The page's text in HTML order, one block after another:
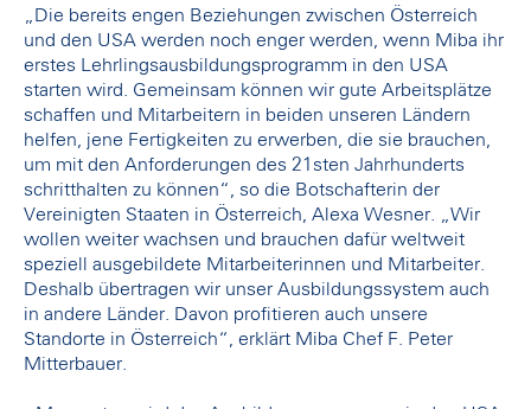
„Die bereits engen Beziehungen zwischen Österreich
und den USA werden noch enger werden, wenn Miba ihr
erstes Lehrlingsausbildungsprogramm in den USA
starten wird. Gemeinsam können wir gute Arbeitsplätze
schaffen und Mitarbeitern in beiden unseren Ländern
helfen, jene Fertigkeiten zu erwerben, die sie brauchen,
um mit den Anforderungen des 21sten Jahrhunderts
schritthalten zu können“, so die Botschafterin der
Vereinigten Staaten in Österreich, Alexa Wesner. „Wir
wollen weiter wachsen und brauchen dafür weltweit
speziell ausgebildete Mitarbeiterinnen und Mitarbeiter.
Deshalb übertragen wir unser Ausbildungssystem auch
in andere Länder. Davon profitieren auch unsere
Standorte in Österreich“, erklärt Miba Chef F. Peter
Mitterbauer.